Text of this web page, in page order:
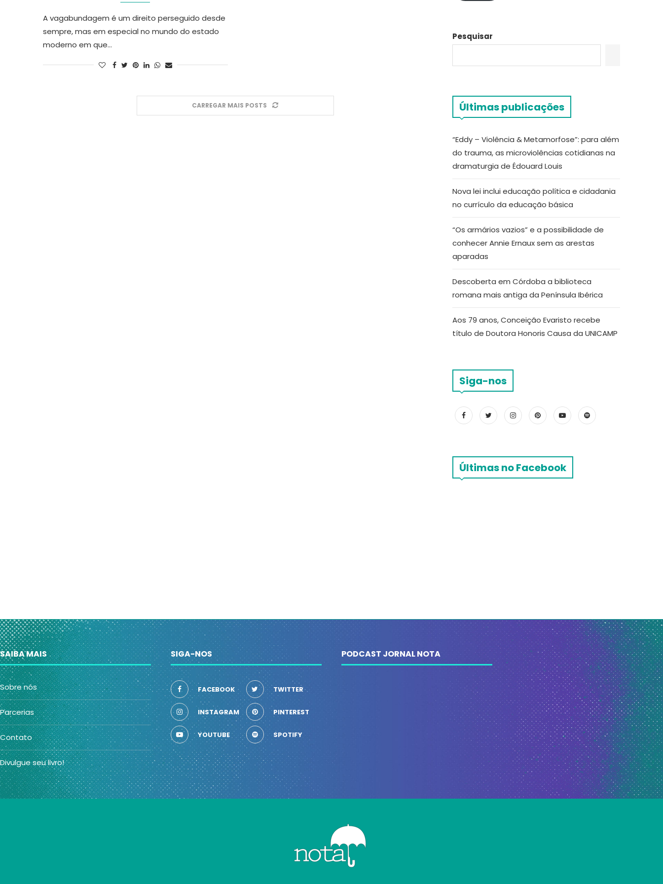
A vagabundagem é um direito perseguido desde
sempre, mas em especial no mundo do estado
moderno em que…
CARREGAR MAIS POSTS
Pesquisar
Últimas publicações
“Eddy – Violência & Metamorfose”: para além
do trauma, as microviolências cotidianas na
dramaturgia de Édouard Louis
Nova lei inclui educação política e cidadania
no currículo da educação básica
“Os armários vazios” e a possibilidade de
conhecer Annie Ernaux sem as arestas
aparadas
Descoberta em Córdoba a biblioteca
romana mais antiga da Península Ibérica
Aos 79 anos, Conceição Evaristo recebe
título de Doutora Honoris Causa da UNICAMP
Siga-nos
Últimas no Facebook
SAIBA MAIS
Sobre nós
Parcerias
Contato
Divulgue seu livro!
SIGA-NOS
FACEBOOK TWITTER
INSTAGRAM PINTEREST
YOUTUBE SPOTIFY
PODCAST JORNAL NOTA